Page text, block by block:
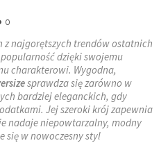
0
z najgorętszych trendów ostatnich
dzięki swojemu
charakterowi. Wygodna,
sprawdza się zarówno w
bardziej eleganckich, gdy
Jej szeroki krój zapewnia
nadaje niepowtarzalny, modny
się w nowoczesny styl